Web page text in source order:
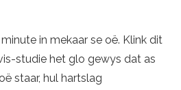
in mekaar se oë. Klink dit
studie het glo gewys dat as
staar, hul hartslag